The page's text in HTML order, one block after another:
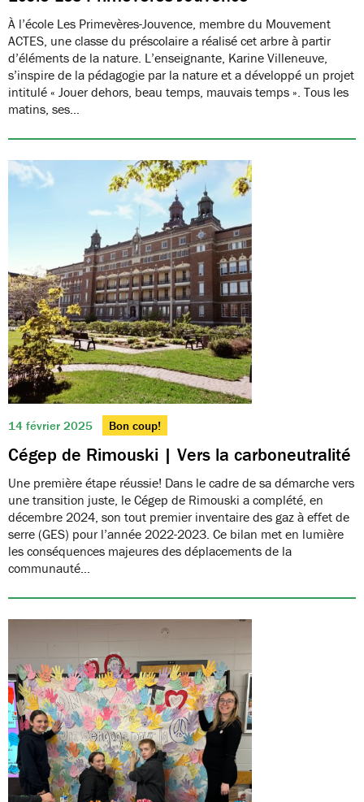
À l’école Les Primevères-Jouvence, membre du Mouvement
ACTES, une classe du préscolaire a réalisé cet arbre à partir
d’éléments de la nature. L’enseignante, Karine Villeneuve,
s’inspire de la pédagogie par la nature et a développé un projet
intitulé « Jouer dehors, beau temps, mauvais temps ». Tous les
matins, ses…
14 février 2025 Bon coup!
Cégep de Rimouski | Vers la carboneutralité
Une première étape réussie! Dans le cadre de sa démarche vers
une transition juste, le Cégep de Rimouski a complété, en
décembre 2024, son tout premier inventaire des gaz à effet de
serre (GES) pour l’année 2022-2023. Ce bilan met en lumière
les conséquences majeures des déplacements de la
communauté…